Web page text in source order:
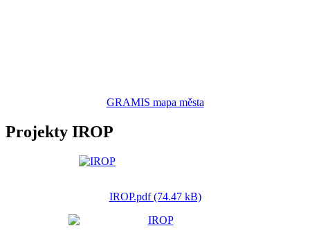
GRAMIS mapa města
Projekty IROP
IROP.pdf (74.47 kB)